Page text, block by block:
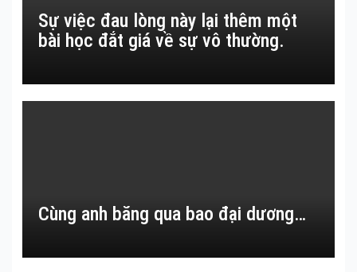
Sự việc đau lòng này lại thêm một
bài học đắt giá về sự vô thường.
Cùng anh băng qua bao đại dương…